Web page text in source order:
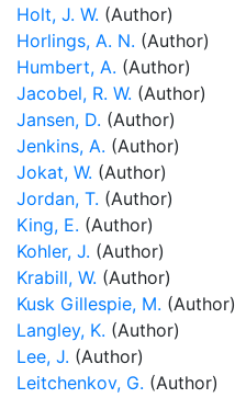
Holt, J. W. (Author)
Horlings, A. N. (Author)
Humbert, A. (Author)
Jacobel, R. W. (Author)
Jansen, D. (Author)
Jenkins, A. (Author)
Jokat, W. (Author)
Jordan, T. (Author)
King, E. (Author)
Kohler, J. (Author)
Krabill, W. (Author)
Kusk Gillespie, M. (Author)
Langley, K. (Author)
Lee, J. (Author)
Leitchenkov, G. (Author)